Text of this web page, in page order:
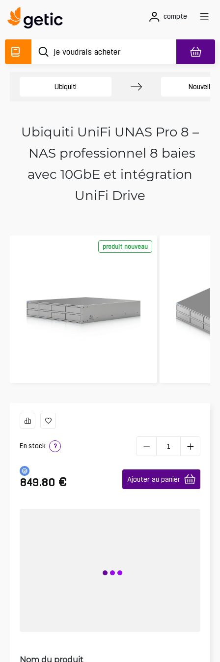
compte
Ubiquiti
Ubiquiti UniFi UNAS Pro 8 –
NAS professionnel 8 baies
avec 10GbE et intégration
UniFi Drive
produit nouveau
En stock ?
849.80 € Ajouter au panier
Nom du produit